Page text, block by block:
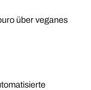
über veganes